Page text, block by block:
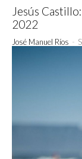
Jesús
2022
José Manuel Ríos -